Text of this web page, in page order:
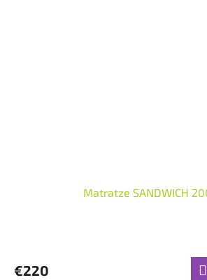
Matratze SANDWICH
€220